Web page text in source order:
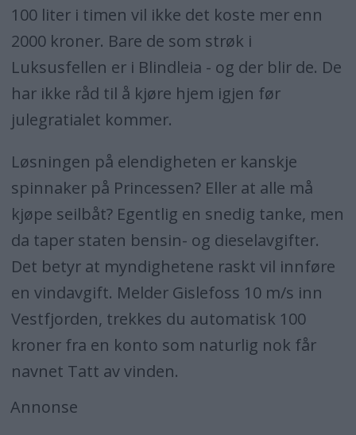
100 liter i timen vil ikke det koste mer enn
2000 kroner. Bare de som strøk i
Luksusfellen er i Blindleia - og der blir de. De
har ikke råd til å kjøre hjem igjen før
julegratialet kommer.
Løsningen på elendigheten er kanskje
spinnaker på Princessen? Eller at alle må
kjøpe seilbåt? Egentlig en snedig tanke, men
da taper staten bensin- og dieselavgifter.
Det betyr at myndighetene raskt vil innføre
en vindavgift. Melder Gislefoss 10 m/s inn
Vestfjorden, trekkes du automatisk 100
kroner fra en konto som naturlig nok får
navnet Tatt av vinden.
Annonse